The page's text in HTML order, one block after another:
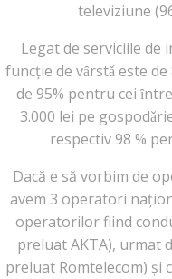
televiziune
Legat de serviciile de
funcție de vȃrstǎ este
de 95% pentru cei
3.000 lei pe
respectiv 98 %
Dacă e să vorbim de
avem 3 operatori
operatorilor fiind
preluat AKTA), urmat
preluat Romtelecom) și